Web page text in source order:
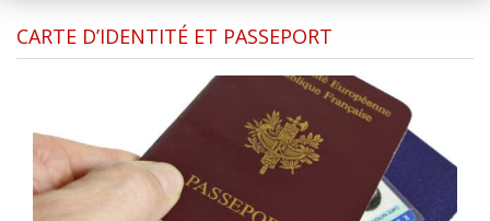
CARTE D’IDENTITÉ ET PASSEPORT